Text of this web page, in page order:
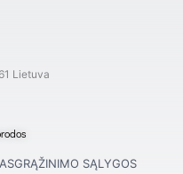
Lietuva
GRĄŽINIMO SĄLYGOS